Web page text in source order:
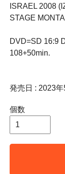
ISRAEL 2008
STAGE
DVD=SD 16:9
108+50min.
発売日 : 2023年
個数